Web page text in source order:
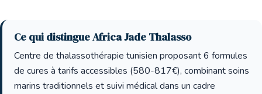
Ce qui distingue Africa Jade Thalasso
Centre de thalassothérapie tunisien proposant 6 formules
de cures à tarifs accessibles (580-817€), combinant soins
marins traditionnels et suivi médical dans un cadre